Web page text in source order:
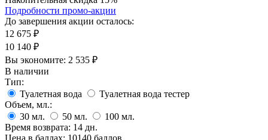
Подробности промо-акции
До завершения акции осталось:
12 675 ₽
10 140 ₽
Вы экономите: 2 535 ₽
В наличии
Тип:
Туалетная вода
Туалетная вода тестер
Объем, мл.:
30 мл. 50 мл. 100 мл.
Время возврата: 14 дн.
Цена в баллах: 10140 баллов